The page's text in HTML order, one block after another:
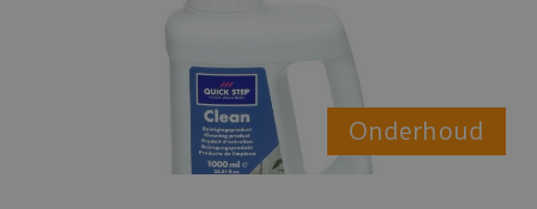
Onderhoud